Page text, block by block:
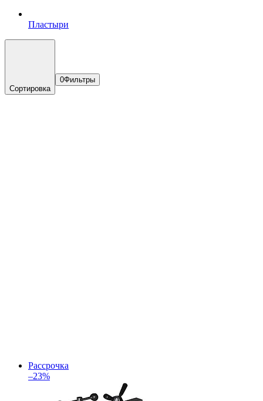
Пластыри
Сортировка
0Фильтры
Рассрочка
–23%